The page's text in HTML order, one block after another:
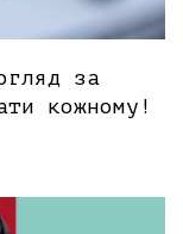
за
кожному!